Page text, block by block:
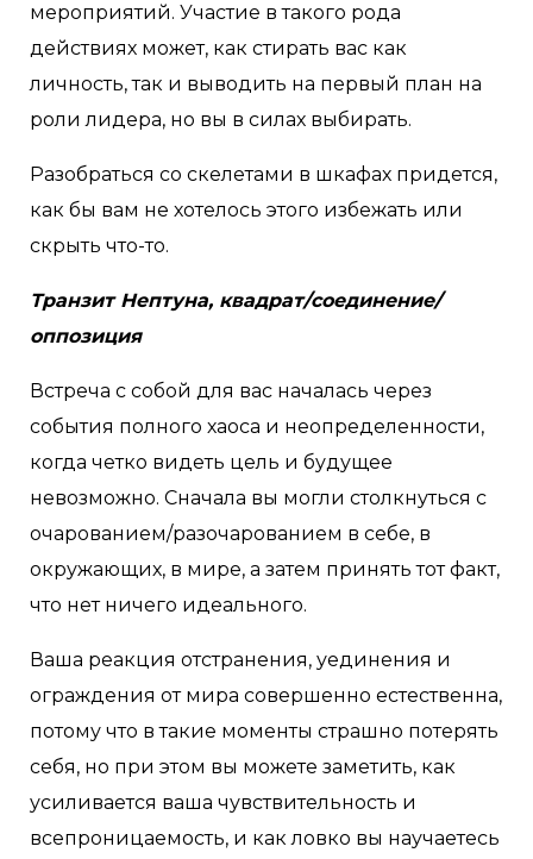
мероприятий. Участие в такого рода
действиях может, как стирать вас как
личность, так и выводить на первый план на
роли лидера, но вы в силах выбирать.
Разобраться со скелетами в шкафах придется,
как бы вам не хотелось этого избежать или
скрыть что-то.
Транзит Нептуна, квадрат/соединение/
оппозиция
Встреча с собой для вас началась через
события полного хаоса и неопределенности,
когда четко видеть цель и будущее
невозможно. Сначала вы могли столкнуться с
очарованием/разочарованием в себе, в
окружающих, в мире, а затем принять тот факт,
что нет ничего идеального.
Ваша реакция отстранения, уединения и
ограждения от мира совершенно естественна,
потому что в такие моменты страшно потерять
себя, но при этом вы можете заметить, как
усиливается ваша чувствительность и
всепроницаемость, и как ловко вы научаетесь